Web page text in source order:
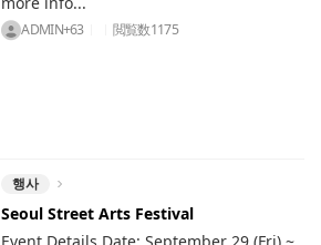
ADMIN+63 閲覧数1175
행사
Seoul Street Arts Festival